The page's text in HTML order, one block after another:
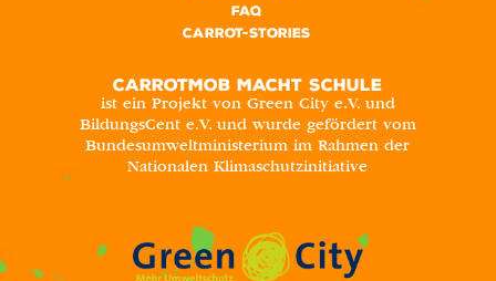
FAQ
Carrot-Stories
CARROTMOB MACHT SCHULE
ist ein Projekt von Green City e.V. und
BildungsCent e.V. und wurde gefördert vom
Bundesumweltministerium im Rahmen der
Nationalen Klimaschutzinitiative